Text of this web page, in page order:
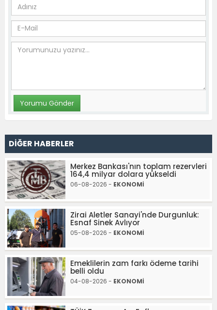
DİĞER HABERLER
Merkez Bankası'nın toplam rezervleri
164,4 milyar dolara yükseldi
06-08-2026 - EKONOMİ
Zirai Aletler Sanayi'nde Durgunluk:
Esnaf Sinek Avlıyor
05-08-2026 - EKONOMİ
Emeklilerin zam farkı ödeme tarihi
belli oldu
04-08-2026 - EKONOMİ